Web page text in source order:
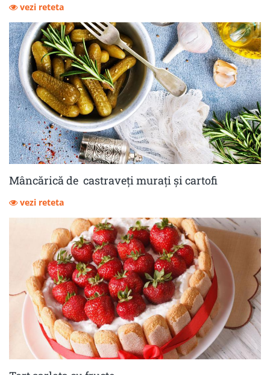
vezi reteta
Mâncărică de castraveţi muraţi şi cartofi
vezi reteta